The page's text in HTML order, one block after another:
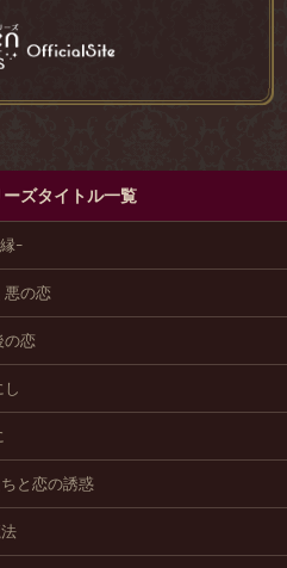
ズタイトル一覧
-
悪の恋
の恋
と恋の誘惑